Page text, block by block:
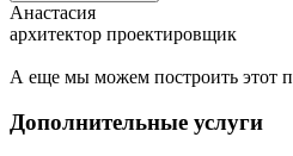
Анастасия
архитектор проектировщик
А еще мы можем построить этот
Дополнительные услуги